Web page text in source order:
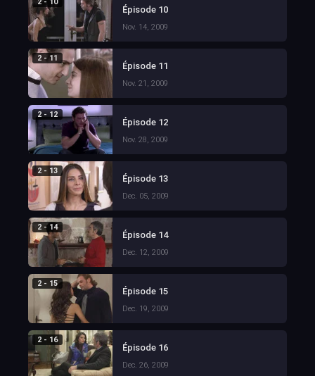
Épisode 10
Nov. 14, 2009
2 - 11
Épisode 11
Nov. 21, 2009
2 - 12
Épisode 12
Nov. 28, 2009
2 - 13
Épisode 13
Dec. 05, 2009
2 - 14
Épisode 14
Dec. 12, 2009
2 - 15
Épisode 15
Dec. 19, 2009
2 - 16
Épisode 16
Dec. 26, 2009